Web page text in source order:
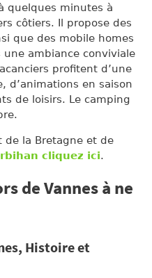
quelques minutes à
côtiers. Il propose des
que des mobile homes
ambiance conviviale
profitent d’une
d’animations en saison
de loisirs. Le camping
de la Bretagne et de
cliquez ici.
de Vannes à ne
Histoire et